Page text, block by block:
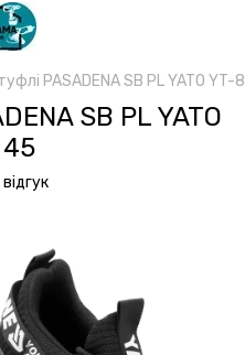
PASADENA SB PL YATO
SB PL YATO